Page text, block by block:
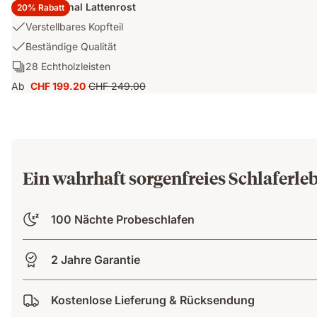
20% Rabatt
Emma Original Lattenrost
USP
Verstellbares
Kopfteil
Verstellbares Kopfteil
USP
2:
Beständige
Qualität
Beständige Qualität
Ergonomie/Zonen:
28
Echtholzleisten
28 Echtholzleisten
Ab Preis
CHF 199.20 Ursprünglicher
CHF 249.00
Ein wahrhaft sorgenfreies
100 Nächte Probeschlafen
2 Jahre Garantie
Kostenlose Lieferung & Rücksendung